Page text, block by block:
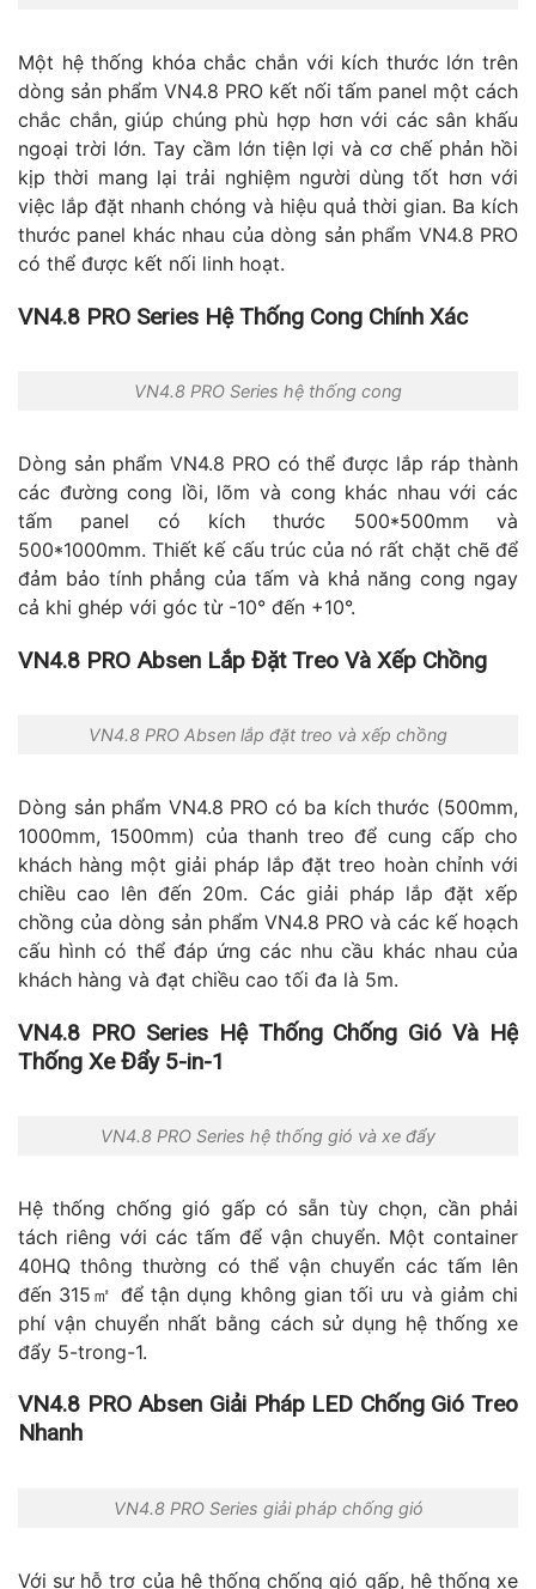
Một hệ thống khóa chắc chắn với kích thước lớn trên
dòng sản phẩm VN4.8 PRO kết nối tấm panel một cách
chắc chắn, giúp chúng phù hợp hơn với các sân khấu
ngoại trời lớn. Tay cầm lớn tiện lợi và cơ chế phản hồi
kịp thời mang lại trải nghiệm người dùng tốt hơn với
việc lắp đặt nhanh chóng và hiệu quả thời gian. Ba kích
thước panel khác nhau của dòng sản phẩm VN4.8 PRO
có thể được kết nối linh hoạt.
VN4.8 PRO Series Hệ Thống Cong Chính Xác
VN4.8 PRO Series hệ thống cong
Dòng sản phẩm VN4.8 PRO có thể được lắp ráp thành
các đường cong lồi, lõm và cong khác nhau với các
tấm panel có kích thước 500*500mm và
500*1000mm. Thiết kế cấu trúc của nó rất chặt chẽ để
đảm bảo tính phẳng của tấm và khả năng cong ngay
cả khi ghép với góc từ -10° đến +10°.
VN4.8 PRO Absen Lắp Đặt Treo Và Xếp Chồng
VN4.8 PRO Absen lắp đặt treo và xếp chồng
Dòng sản phẩm VN4.8 PRO có ba kích thước (500mm,
1000mm, 1500mm) của thanh treo để cung cấp cho
khách hàng một giải pháp lắp đặt treo hoàn chỉnh với
chiều cao lên đến 20m. Các giải pháp lắp đặt xếp
chồng của dòng sản phẩm VN4.8 PRO và các kế hoạch
cấu hình có thể đáp ứng các nhu cầu khác nhau của
khách hàng và đạt chiều cao tối đa là 5m.
VN4.8 PRO Series Hệ Thống Chống Gió Và Hệ
Thống Xe Đẩy 5-in-1
VN4.8 PRO Series hệ thống gió và xe đẩy
Hệ thống chống gió gấp có sẵn tùy chọn, cần phải
tách riêng với các tấm để vận chuyển. Một container
40HQ thông thường có thể vận chuyển các tấm lên
đến 315㎡ để tận dụng không gian tối ưu và giảm chi
phí vận chuyển nhất bằng cách sử dụng hệ thống xe
đẩy 5-trong-1.
VN4.8 PRO Absen Giải Pháp LED Chống Gió Treo
Nhanh
VN4.8 PRO Series giải pháp chống gió
Với sự hỗ trợ của hệ thống chống gió gấp, hệ thống xe